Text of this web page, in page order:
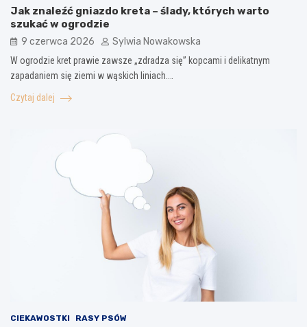
Jak znaleźć gniazdo kreta – ślady, których warto
szukać w ogrodzie
9 czerwca 2026 Sylwia Nowakowska
W ogrodzie kret prawie zawsze „zdradza się” kopcami i delikatnym
zapadaniem się ziemi w wąskich liniach.…
Czytaj dalej
CIEKAWOSTKI RASY PSÓW